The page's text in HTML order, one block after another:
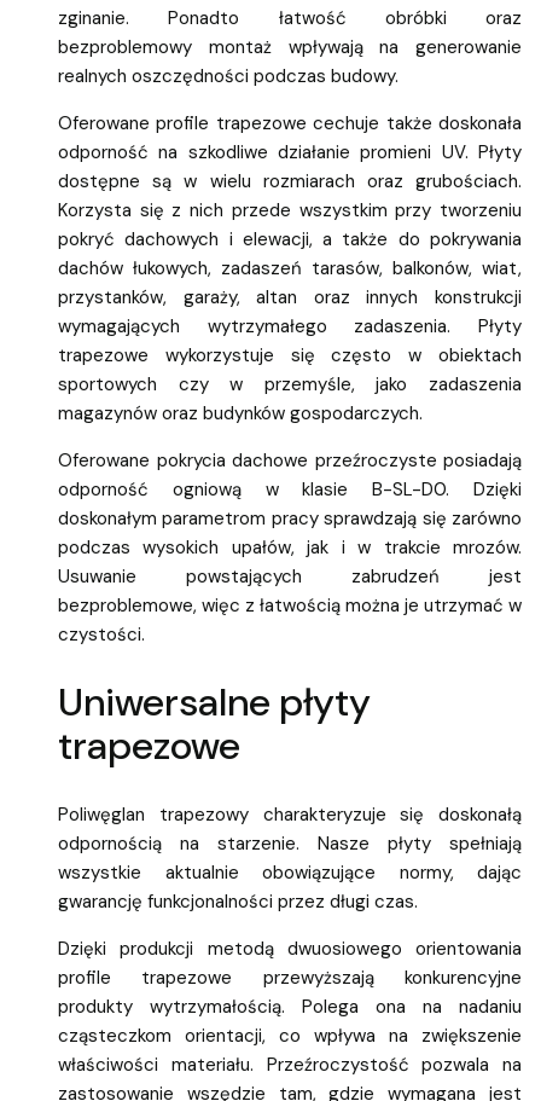
zginanie. Ponadto łatwość obróbki oraz
bezproblemowy montaż wpływają na generowanie
realnych oszczędności podczas budowy.
Oferowane profile trapezowe cechuje także doskonała
odporność na szkodliwe działanie promieni UV. Płyty
dostępne są w wielu rozmiarach oraz grubościach.
Korzysta się z nich przede wszystkim przy tworzeniu
pokryć dachowych i elewacji, a także do pokrywania
dachów łukowych, zadaszeń tarasów, balkonów, wiat,
przystanków, garaży, altan oraz innych konstrukcji
wymagających wytrzymałego zadaszenia. Płyty
trapezowe wykorzystuje się często w obiektach
sportowych czy w przemyśle, jako zadaszenia
magazynów oraz budynków gospodarczych.
Oferowane pokrycia dachowe przeźroczyste posiadają
odporność ogniową w klasie B-SL-D0. Dzięki
doskonałym parametrom pracy sprawdzają się zarówno
podczas wysokich upałów, jak i w trakcie mrozów.
Usuwanie powstających zabrudzeń jest
bezproblemowe, więc z łatwością można je utrzymać w
czystości.
Uniwersalne płyty
trapezowe
Poliwęglan trapezowy charakteryzuje się doskonałą
odpornością na starzenie. Nasze płyty spełniają
wszystkie aktualnie obowiązujące normy, dając
gwarancję funkcjonalności przez długi czas.
Dzięki produkcji metodą dwuosiowego orientowania
profile trapezowe przewyższają konkurencyjne
produkty wytrzymałością. Polega ona na nadaniu
cząsteczkom orientacji, co wpływa na zwiększenie
właściwości materiału. Przeźroczystość pozwala na
zastosowanie wszędzie tam, gdzie wymagana jest